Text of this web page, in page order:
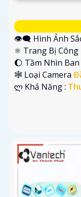
👁️‍🗨 Hình Ảnh
⚛️ Trang Bị Công
🌔 Tầm Nhìn
🕸️ Loại Camera
️ლ Khả Năng :